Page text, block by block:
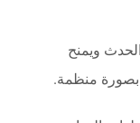
ويمنح
بصورة منظمة.